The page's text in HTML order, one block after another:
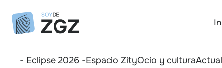
- Eclipse 2026 -Espacio ZityOcio y cultura